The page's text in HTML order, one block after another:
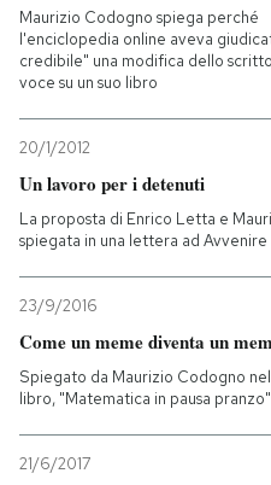
Maurizio Codogno spiega perché
l'enciclopedia online aveva
credibile" una modifica dello
voce su un suo libro
20/1/2012
Un lavoro per i detenuti
La proposta di Enrico Letta e
spiegata in una lettera ad Avvenire
23/9/2016
Come un meme diventa un
Spiegato da Maurizio Codogno
libro, "Matematica in pausa pranzo"
21/6/2017